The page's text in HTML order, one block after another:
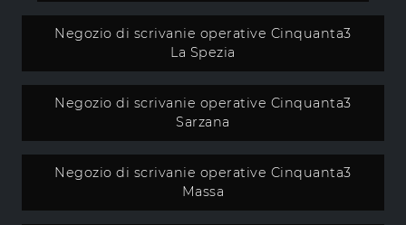
Negozio di scrivanie operative Cinquanta3
La Spezia
Negozio di scrivanie operative Cinquanta3
Sarzana
Negozio di scrivanie operative Cinquanta3
Massa